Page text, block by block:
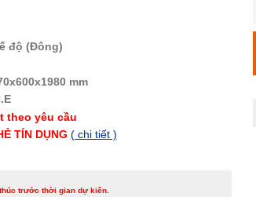
độ (Đông)
mm
theo yêu cầu
TÍN DỤNG ( chi tiết )
trước thời gian dự kiến.